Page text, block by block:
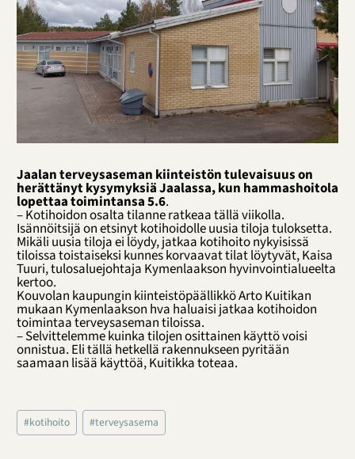
Jaalan terveysaseman kiinteistön tulevaisuus on
herättänyt kysymyksiä Jaalassa, kun hammashoitola
lopettaa toimintansa 5.6.
– Kotihoidon osalta tilanne ratkeaa tällä viikolla.
Isännöitsijä on etsinyt kotihoidolle uusia tiloja tuloksetta.
Mikäli uusia tiloja ei löydy, jatkaa kotihoito nykyisissä
tiloissa toistaiseksi kunnes korvaavat tilat löytyvät, Kaisa
Tuuri, tulosaluejohtaja Kymenlaakson hyvinvointialueelta
kertoo.
Kouvolan kaupungin kiinteistöpäällikkö Arto Kuitikan
mukaan Kymenlaakson hva haluaisi jatkaa kotihoidon
toimintaa terveysaseman tiloissa.
– Selvittelemme kuinka tilojen osittainen käyttö voisi
onnistua. Eli tällä hetkellä rakennukseen pyritään
saamaan lisää käyttöä, Kuitikka toteaa.
Avainsanat:
#kotihoito #terveysasema